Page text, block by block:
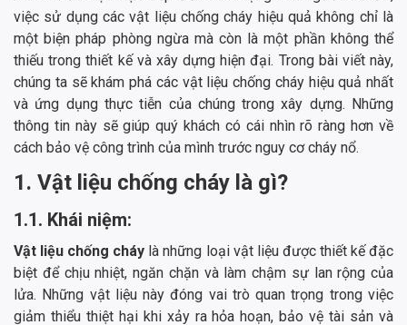
việc sử dụng các vật liệu chống cháy hiệu quả không chỉ là
một biện pháp phòng ngừa mà còn là một phần không thể
thiếu trong thiết kế và xây dựng hiện đại. Trong bài viết này,
chúng ta sẽ khám phá các vật liệu chống cháy hiệu quả nhất
và ứng dụng thực tiễn của chúng trong xây dựng. Những
thông tin này sẽ giúp quý khách có cái nhìn rõ ràng hơn về
cách bảo vệ công trình của mình trước nguy cơ cháy nổ.
1. Vật liệu chống cháy là gì?
1.1. Khái niệm:
Vật liệu chống cháy là những loại vật liệu được thiết kế đặc
biệt để chịu nhiệt, ngăn chặn và làm chậm sự lan rộng của
lửa. Những vật liệu này đóng vai trò quan trọng trong việc
giảm thiểu thiệt hại khi xảy ra hỏa hoạn, bảo vệ tài sản và